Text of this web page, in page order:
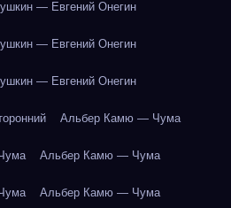
— Евгений Онегин
— Евгений Онегин
— Евгений Онегин
Альбер Камю — Чума
Альбер Камю — Чума
Альбер Камю — Чума